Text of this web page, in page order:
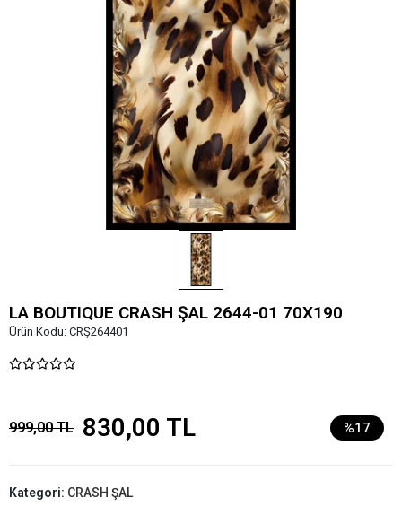
LA BOUTIQUE CRASH ŞAL 2644-01 70X190
Ürün Kodu: CRŞ264401
999,00 TL 830,00 TL %17
Kategori: CRASH ŞAL